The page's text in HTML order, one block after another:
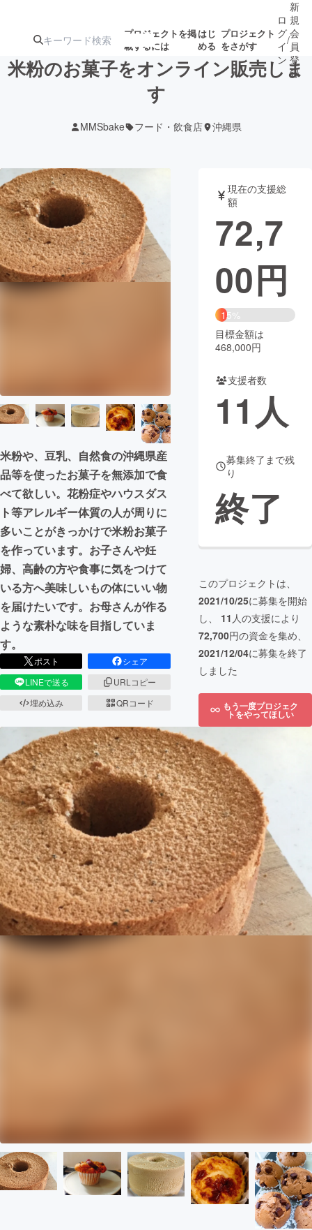
プロジェクトを掲
載するには
はじ
める
プロジェクト
をさがす
ターン
ジェクト
募集終了が近いプ
ロジェクト
アート・写真 音楽
テクノロジー・ガジェット ゲーム・
映像・映画 書籍・雑誌
チャレンジ
CAMPFIRE Creation
CAMPFIREふるさと納税machi-ya コミュニティ
ロ
グ
イ
ン
/
新
規
会
員
登
録
米粉のお菓子をオンライン販売しま
す
MMSbake フード・飲食店 沖縄県
米粉や、豆乳、自然食の沖縄県産
品等を使ったお菓子を無添加で食
べて欲しい。花粉症やハウスダス
ト等アレルギー体質の人が周りに
多いことがきっかけで米粉お菓子
を作っています。お子さんや妊
婦、高齢の方や食事に気をつけて
いる方へ美味しいもの体にいい物
を届けたいです。お母さんが作る
ような素朴な味を目指していま
す。
ポスト
シェア
LINEで送る
URLコピー
埋め込み
QRコード
現在の支援総
額
72,7
00円
15%
目標金額は
468,000円
支援者数
11 人
募集終了まで残
り
終了
このプロジェクトは、
2021/10/25に募集を開始
し、 11 人の支援により
72,700円の資金を集め、
2021/12/04に募集を終了
しました
もう一度プロジェク
トをやってほしい